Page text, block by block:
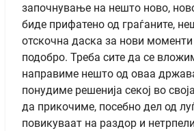
започнување на нешто ново,
биде прифатено од граѓаните,
отскочна даска за нови
подобро. Треба сите да се
направиме нешто од оваа
понудиме решенија секој во
да прикочиме, посебно дел од
повикуваат на раздор и